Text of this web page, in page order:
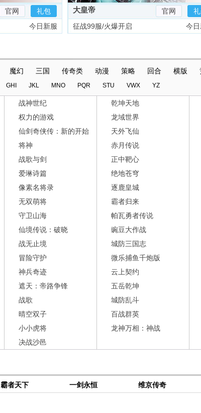
官网
礼包
今日新服
大皇帝 官网
今
征战99服/火爆开启
魔幻 三国 传奇类 动漫 策略 回合 横版
GHI JKL MNO PQR STU VWX YZ
战神世纪 乾坤天地
权力的游戏 龙域世界
仙剑奇侠传：新的开始 天外飞仙
将神 赤月传说
战歌与剑 正中靶心
爱琳诗篇 绝地苍穹
像素名将录 逐鹿皇城
无双萌将 霸者归来
守卫山海 帕瓦勇者传说
仙境传说：破晓 豌豆大作战
战无止境 城防三国志
冒险守护 微乐捕鱼千炮版
神兵奇迹 云上契约
遮天：帝路争锋 五岳乾坤
战歌 城防乱斗
晴空双子 百战群英
小小虎将 龙神万相：神战
决战沙邑
霸者天下 一剑永恒 维京传奇